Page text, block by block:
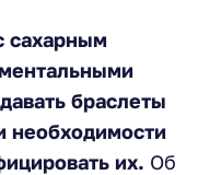
сахарным
браслеты
необходимости
их. Об